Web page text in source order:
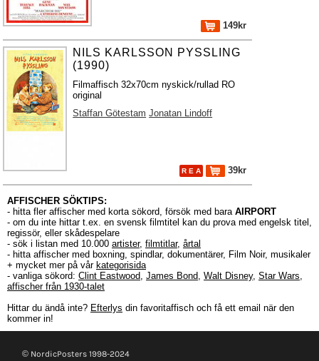
149kr
NILS KARLSSON PYSSLING
(1990)
Filmaffisch 32x70cm nyskick/rullad RO
original
Staffan Götestam Jonatan Lindoff
R E A 39kr
AFFISCHER SÖKTIPS:
- hitta fler affischer med korta sökord, försök med bara AIRPORT
- om du inte hittar t.ex. en svensk filmtitel kan du prova med engelsk titel,
regissör, eller skådespelare
- sök i listan med 10.000 artister, filmtitlar, årtal
- hitta affischer med boxning, spindlar, dokumentärer, Film Noir, musikaler
+ mycket mer på vår kategorisida
- vanliga sökord: Clint Eastwood, James Bond, Walt Disney, Star Wars,
affischer från 1930-talet
Hittar du ändå inte? Efterlys din favoritaffisch och få ett email när den
kommer in!
© NordicPosters 1998-2024